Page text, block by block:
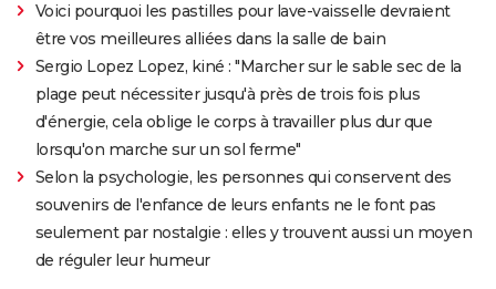
Voici pourquoi les pastilles pour lave-vaisselle devraient
être vos meilleures alliées dans la salle de bain
Sergio Lopez Lopez, kiné : "Marcher sur le sable sec de la
plage peut nécessiter jusqu'à près de trois fois plus
d'énergie, cela oblige le corps à travailler plus dur que
lorsqu'on marche sur un sol ferme"
Selon la psychologie, les personnes qui conservent des
souvenirs de l'enfance de leurs enfants ne le font pas
seulement par nostalgie : elles y trouvent aussi un moyen
de réguler leur humeur